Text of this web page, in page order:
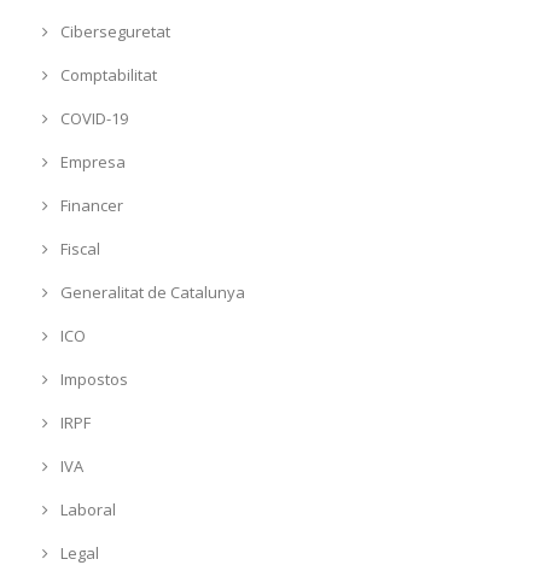
Ciberseguretat
Comptabilitat
COVID-19
Empresa
Financer
Fiscal
Generalitat de Catalunya
ICO
Impostos
IRPF
IVA
Laboral
Legal